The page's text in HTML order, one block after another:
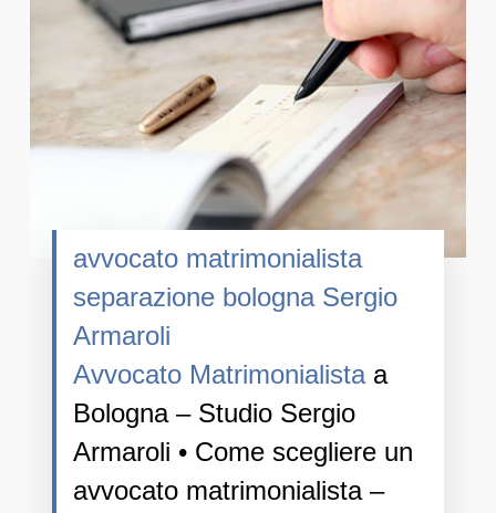
avvocato matrimonialista
separazione bologna Sergio
Armaroli
Avvocato Matrimonialistaa
Bologna – Studio Sergio
Armaroli • Come scegliere un
avvocato matrimonialista –